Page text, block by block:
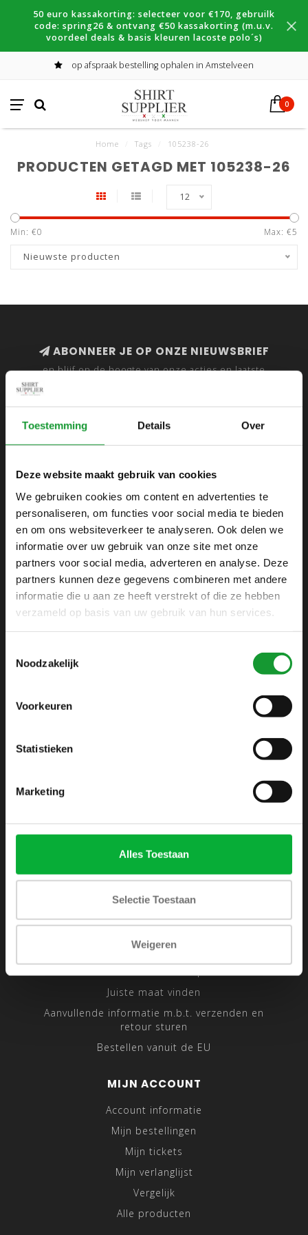
Toestemming Details Over
Deze website maakt gebruik van cookies
We gebruiken cookies om content en advertenties te
personaliseren, om functies voor social media te bieden
en om ons websiteverkeer te analyseren. Ook delen we
informatie over uw gebruik van onze site met onze
partners voor social media, adverteren en analyse. Deze
partners kunnen deze gegevens combineren met andere
informatie die u aan ze heeft verstrekt of die ze hebben
verzameld op basis van uw gebruik van hun services.
Noodzakelijk
Voorkeuren
Statistieken
Marketing
Alles Toestaan
Selectie Toestaan
Weigeren
50 euro kassakorting: selecteer voor €170, gebruilk
code: spring26 & ontvang €50 kassakorting (m.u.v.
voordeel deals & basis kleuren lacoste polo´s)
op afspraak bestelling ophalen in Amstelveen
0
Home Tags 105238-26
PRODUCTEN GETAGD MET 105238-26
12
Min: €0 Max: €5
Nieuwste producten
ABONNEER JE OP ONZE NIEUWSBRIEF
en blijf op de hoogte van onze acties en laatste
SHIRTSUPPLIER.NL
Webshop voor mannen
Zijlijnstraat 24
1433 DC
+31 6 42 52 32 80
+31 6 42 52 32 80
Disclaimer
Privacy Policy
Sitemap
Traveling Tailor
Juiste maat vinden
Aanvullende informatie m.b.t. verzenden en
retour sturen
Bestellen vanuit de EU
MIJN ACCOUNT
Account informatie
Mijn bestellingen
Mijn tickets
Mijn verlanglijst
Vergelijk
Alle producten